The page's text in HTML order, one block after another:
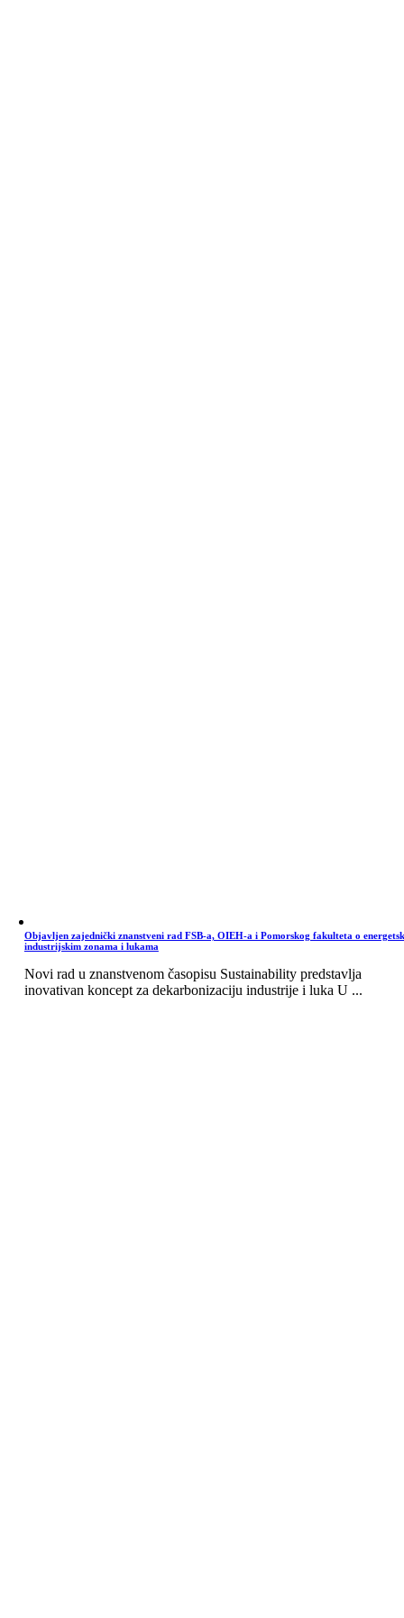
Objavljen zajednički znanstveni rad FSB-a, OIEH-a i Pomorskog fakulteta o
industrijskim zonama i lukama
Novi rad u znanstvenom časopisu Sustainability predstavlja
inovativan koncept za dekarbonizaciju industrije i luka U ...